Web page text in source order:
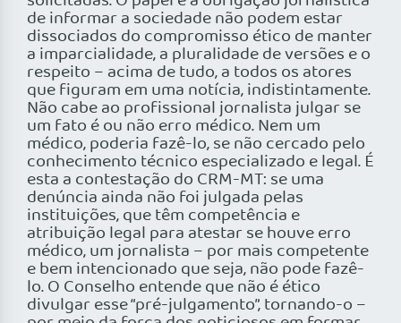
de informar a sociedade não podem estar
dissociados do compromisso ético de manter
a imparcialidade, a pluralidade de versões e o
respeito – acima de tudo, a todos os atores
que figuram em uma notícia, indistintamente.
Não cabe ao profissional jornalista julgar se
um fato é ou não erro médico. Nem um
médico, poderia fazê-lo, se não cercado pelo
conhecimento técnico especializado e legal. É
esta a contestação do CRM-MT: se uma
denúncia ainda não foi julgada pelas
instituições, que têm competência e
atribuição legal para atestar se houve erro
médico, um jornalista – por mais competente
e bem intencionado que seja, não pode fazê-
lo. O Conselho entende que não é ético
divulgar esse “pré-julgamento”, tornando-o –